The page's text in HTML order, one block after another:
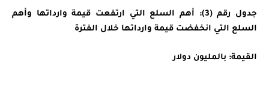
جدول رقم (3): أهم السلع التي ارتفعت قيمة وارداتها وأهم
السلع التي انخفضت قيمة وارداتها خلال الفترة
القيمة: بالمليون دولار